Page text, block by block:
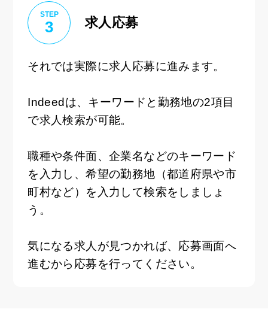
STEP
3 求人応募
それでは実際に求人応募に進みます。
Indeedは、キーワードと勤務地の2項目
で求人検索が可能。
職種や条件面、企業名などのキーワード
を入力し、希望の勤務地（都道府県や市
町村など）を入力して検索をしましょ
う。
気になる求人が見つかれば、応募画面へ
進むから応募を行ってください。